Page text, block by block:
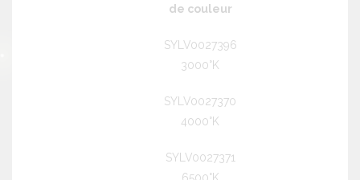
de couleur
SYLV0027396
3000°K
SYLV0027370
4000°K
SYLV0027371